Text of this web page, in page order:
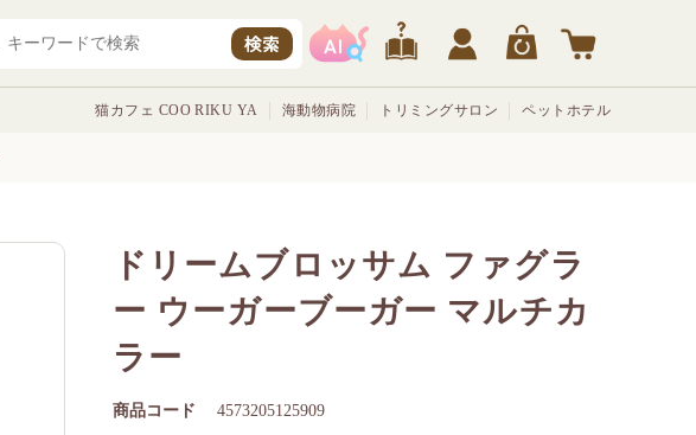
検索
猫カフェ COO RIKU YA 海動物病院 トリミングサロン ペットホテル
ドリームブロッサム ファグラ
ー ウーガーブーガー マルチカ
ラー
商品コード 4573205125909